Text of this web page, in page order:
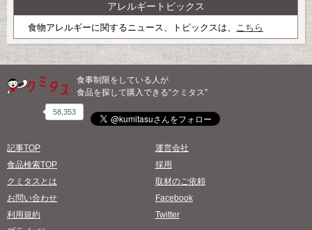
アレルギートピックス
食物アレルギーに関するニュース、トピックスは、 こちら
食事制限をしている人が
食品を探して購入できる“クミタス”
58,353
記事TOP
食品検索TOP
クミタスとは
お問い合わせ
利用規約
運営会社
採用
取材のご依頼
Facebook
Twitter